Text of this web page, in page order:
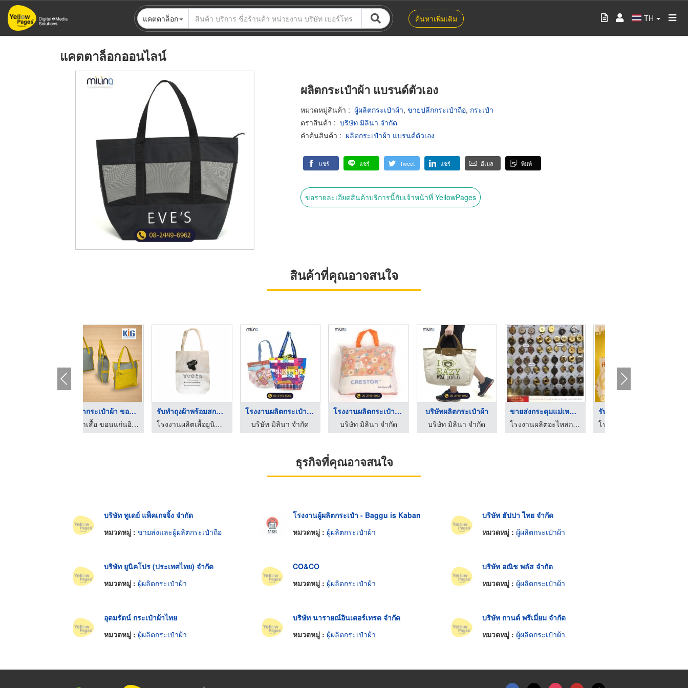
ข้าม
ไป
แคตตาล็อก ค้นหาเพิ่มเติม TH
แคตตาล็อกออนไลน์
ผลิตกระเป๋าผ้า แบรนด์ตัวเอง
หมวดหมู่สินค้า : ผู้ผลิตกระเป๋าผ้า, ขายปลีกกระเป๋าถือ, กระเป๋า
ตราสินค้า : บริษัท มิลินา จำกัด
คำค้นสินค้า : ผลิตกระเป๋าผ้า แบรนด์ตัวเอง
แชร์ แชร์ Tweet แชร์ อีเมล พิมพ์
ขอรายละเอียดสินค้าบริการนี้กับเจ้าหน้าที่ YellowPages
สินค้าที่คุณอาจสนใจ
บริษัท มิลินา จำกัด
บริษัท มิลินา จำกัด
บริษัทผลิตกระเป๋าผ้า
บริษัท มิลินา จำกัด
โรงงานผลิตอะไหล่กระเป๋า - หมื่นตำลึง
ธุรกิจที่คุณอาจสนใจ
บริษัท ทูเดย์ แพ็คเกจจิ้ง จำกัด
หมวดหมู่ : ขายส่งและผู้ผลิตกระเป๋าถือ
โรงงานผู้ผลิตกระเป๋า - Baggu is Kaban
หมวดหมู่ : ผู้ผลิตกระเป๋าผ้า
บริษัท ฮัปปา ไทย จำกัด
หมวดหมู่ : ผู้ผลิตกระเป๋าผ้า
บริษัท ยูนิคโปร (ประเทศไทย) จำกัด
หมวดหมู่ : ผู้ผลิตกระเป๋าผ้า
CO&CO
หมวดหมู่ : ผู้ผลิตกระเป๋าผ้า
บริษัท อณิช พลัส จำกัด
หมวดหมู่ : ผู้ผลิตกระเป๋าผ้า
อุดมรัตน์ กระเป๋าผ้าไทย
หมวดหมู่ : ผู้ผลิตกระเป๋าผ้า
บริษัท นารายณ์อินเตอร์เทรด จำกัด
หมวดหมู่ : ผู้ผลิตกระเป๋าผ้า
บริษัท กานต์ พรีเมี่ยม จำกัด
หมวดหมู่ : ผู้ผลิตกระเป๋าผ้า